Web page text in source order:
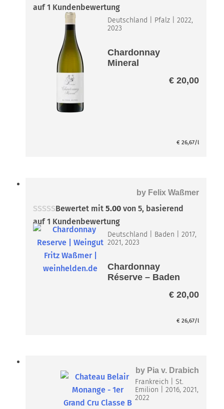
auf1 Kundenbewertung
Deutschland Pfalz |2022,
2023
Chardonnay
Mineral
€20,00
€ 26,67/l
by Felix Waßmer
Bewertet mit5.00 von 5, basierend
auf1 Kundenbewertung
Deutschland Baden |2017,
2021, 2023
Chardonnay
Réserve – Baden
€20,00
€ 26,67/l
by Pia v. Drabich
Frankreich |St.
Emilion |2016, 2021,
2022